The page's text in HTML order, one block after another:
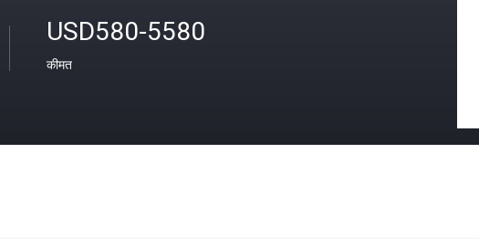
USD580-5580
कीमत